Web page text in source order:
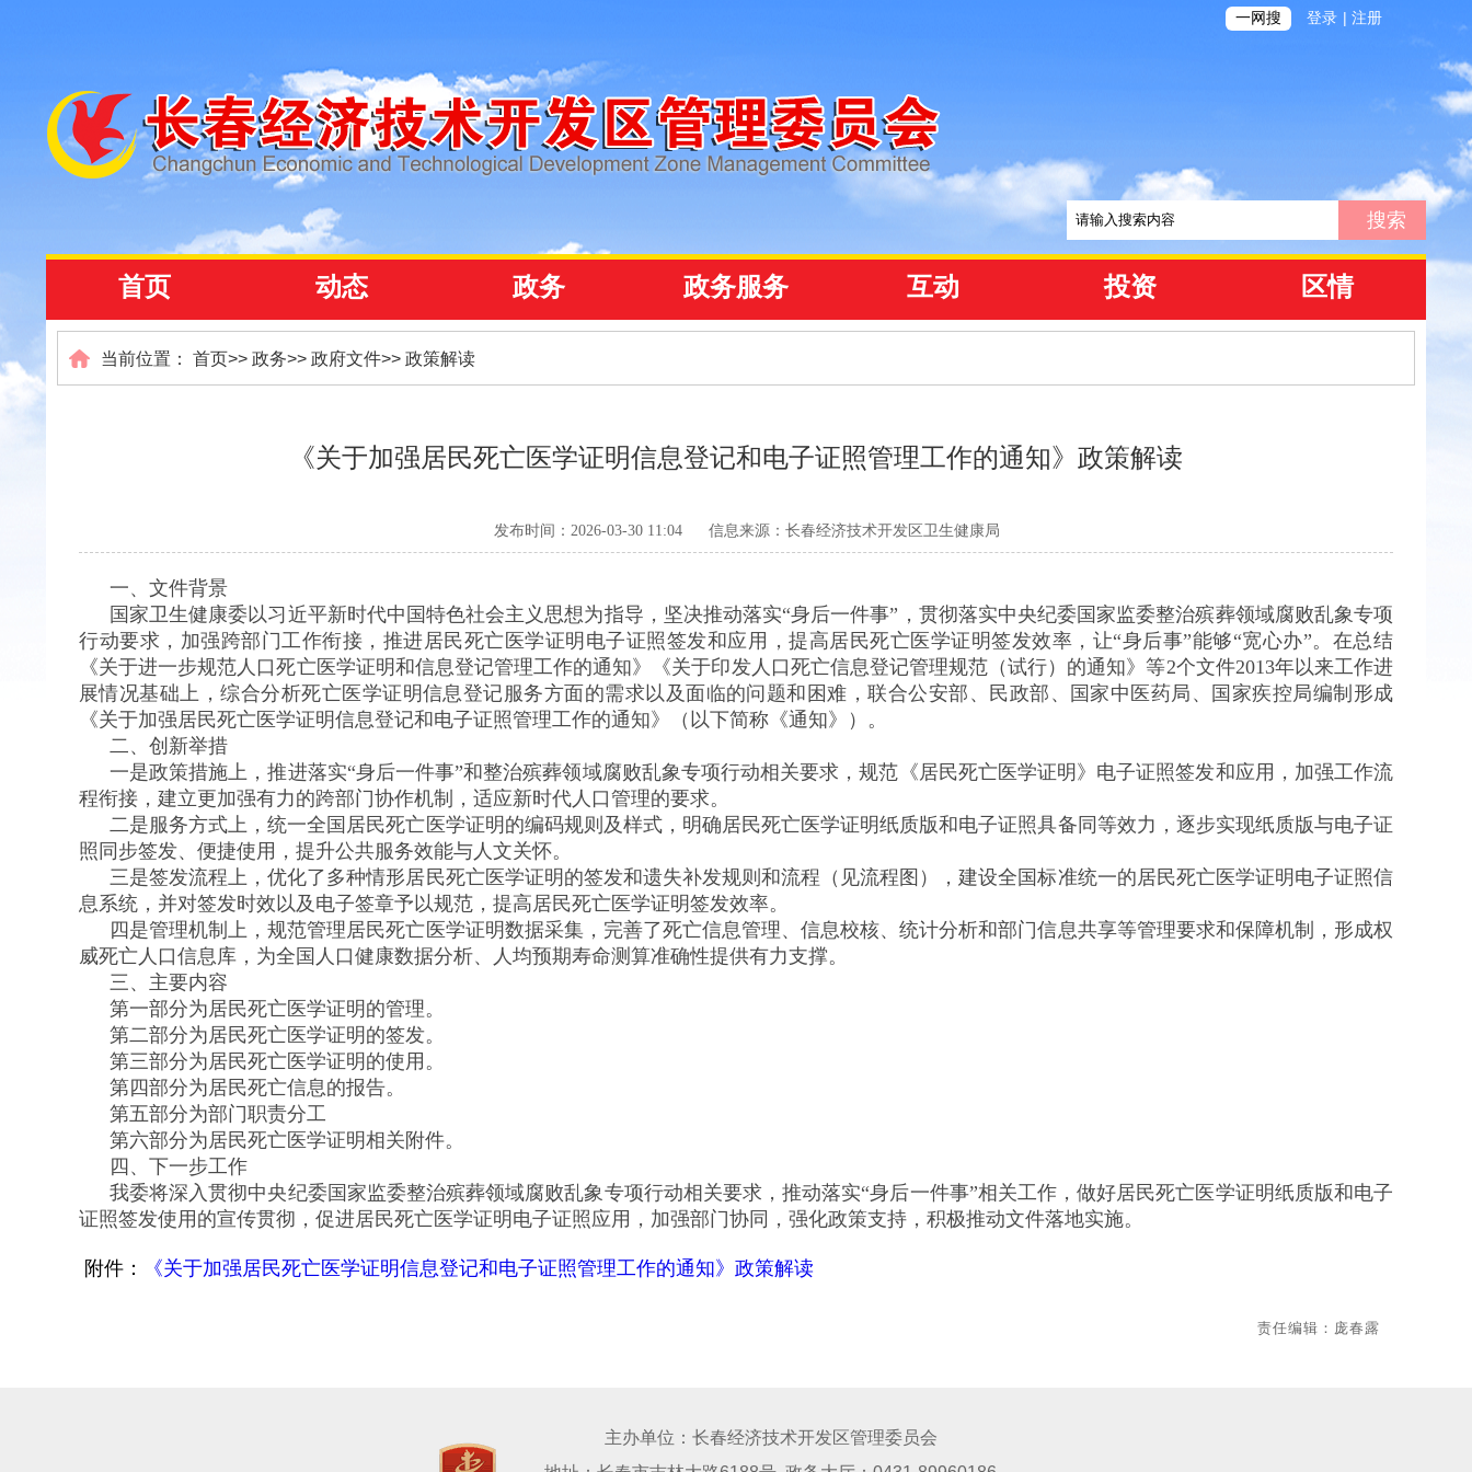
一网搜 登录 | 注册
首页 动态 政务 政务服务 互动 投资 区情
当前位置： 首页>> 政务>> 政府文件>> 政策解读
《关于加强居民死亡医学证明信息登记和电子证照管理工作的通知》政策解读
发布时间：2026-03-30 11:04 信息来源：长春经济技术开发区卫生健康局
一、文件背景
国家卫生健康委以习近平新时代中国特色社会主义思想为指导，坚决推动落实“身后一件事”，贯彻落实中央纪委国家监委整治殡葬领域腐败乱象专项
行动要求，加强跨部门工作衔接，推进居民死亡医学证明电子证照签发和应用，提高居民死亡医学证明签发效率，让“身后事”能够“宽心办”。在总结
《关于进一步规范人口死亡医学证明和信息登记管理工作的通知》《关于印发人口死亡信息登记管理规范（试行）的通知》等2个文件2013年以来工作进
展情况基础上，综合分析死亡医学证明信息登记服务方面的需求以及面临的问题和困难，联合公安部、民政部、国家中医药局、国家疾控局编制形成
《关于加强居民死亡医学证明信息登记和电子证照管理工作的通知》（以下简称《通知》）。
二、创新举措
一是政策措施上，推进落实“身后一件事”和整治殡葬领域腐败乱象专项行动相关要求，规范《居民死亡医学证明》电子证照签发和应用，加强工作流
程衔接，建立更加强有力的跨部门协作机制，适应新时代人口管理的要求。
二是服务方式上，统一全国居民死亡医学证明的编码规则及样式，明确居民死亡医学证明纸质版和电子证照具备同等效力，逐步实现纸质版与电子证
照同步签发、便捷使用，提升公共服务效能与人文关怀。
三是签发流程上，优化了多种情形居民死亡医学证明的签发和遗失补发规则和流程（见流程图），建设全国标准统一的居民死亡医学证明电子证照信
息系统，并对签发时效以及电子签章予以规范，提高居民死亡医学证明签发效率。
四是管理机制上，规范管理居民死亡医学证明数据采集，完善了死亡信息管理、信息校核、统计分析和部门信息共享等管理要求和保障机制，形成权
威死亡人口信息库，为全国人口健康数据分析、人均预期寿命测算准确性提供有力支撑。
三、主要内容
第一部分为居民死亡医学证明的管理。
第二部分为居民死亡医学证明的签发。
第三部分为居民死亡医学证明的使用。
第四部分为居民死亡信息的报告。
第五部分为部门职责分工
第六部分为居民死亡医学证明相关附件。
四、下一步工作
我委将深入贯彻中央纪委国家监委整治殡葬领域腐败乱象专项行动相关要求，推动落实“身后一件事”相关工作，做好居民死亡医学证明纸质版和电子
证照签发使用的宣传贯彻，促进居民死亡医学证明电子证照应用，加强部门协同，强化政策支持，积极推动文件落地实施。
附件： 《关于加强居民死亡医学证明信息登记和电子证照管理工作的通知》政策解读
责任编辑：庞春露
主办单位：长春经济技术开发区管理委员会